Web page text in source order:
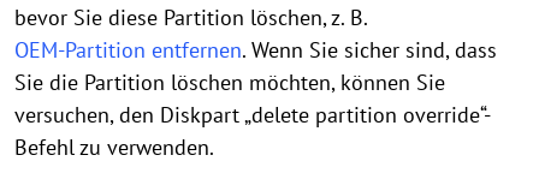
bevor Sie diese Partition löschen, z. B.
OEM-Partition entfernen. Wenn Sie sicher sind, dass
Sie die Partition löschen möchten, können Sie
versuchen, den Diskpart „delete partition override“-
Befehl zu verwenden.